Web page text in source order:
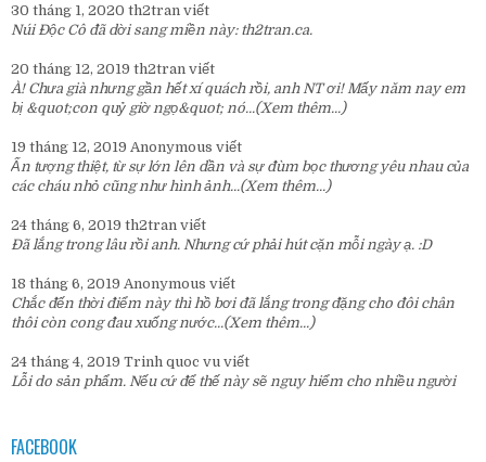
30 tháng 1, 2020 th2tran viết
Núi Độc Cô đã dời sang miền này: th2tran.ca.
20 tháng 12, 2019 th2tran viết
À! Chưa già nhưng gần hết xí quách rồi, anh NT ơi! Mấy năm nay em
bị &quot;con quỷ giờ ngọ&quot; nó...(Xem thêm...)
19 tháng 12, 2019 Anonymous viết
Ấn tượng thiệt, từ sự lớn lên dần và sự đùm bọc thương yêu nhau của
các cháu nhỏ cũng như hình ảnh...(Xem thêm...)
24 tháng 6, 2019 th2tran viết
Đã lắng trong lâu rồi anh. Nhưng cứ phải hút cặn mỗi ngày ạ. :D
18 tháng 6, 2019 Anonymous viết
Chắc đến thời điểm này thì hồ bơi đã lắng trong đặng cho đôi chân
thôi còn cong đau xuống nước...(Xem thêm...)
24 tháng 4, 2019 Trinh quoc vu viết
Lỗi do sản phẩm. Nếu cứ để thế này sẽ nguy hiểm cho nhiều người
FACEBOOK